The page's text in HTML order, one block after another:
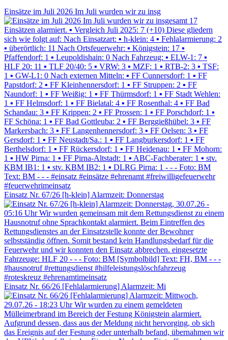
Einsätze im Juli 2026 Im Juli wurden wir zu insg
Einsatz Nr. 67/26 [h-klein] Alarmzeit: Donnerstag
Einsatz Nr. 66/26 [Fehlalarmierung] Alarmzeit: Mi